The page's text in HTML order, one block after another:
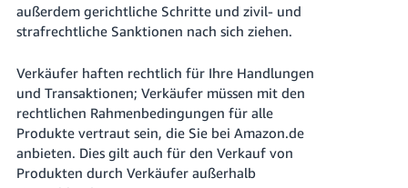
außerdem gerichtliche Schritte und zivil- und
strafrechtliche Sanktionen nach sich ziehen.
Verkäufer haften rechtlich für Ihre Handlungen
und Transaktionen; Verkäufer müssen mit den
rechtlichen Rahmenbedingungen für alle
Produkte vertraut sein, die Sie bei Amazon.de
anbieten. Dies gilt auch für den Verkauf von
Produkten durch Verkäufer außerhalb